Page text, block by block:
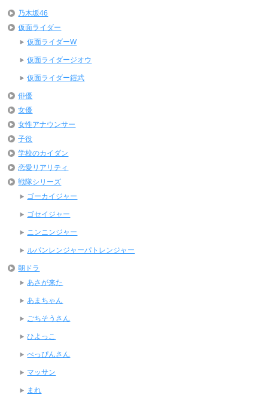
乃木坂46
仮面ライダー
仮面ライダーW
仮面ライダージオウ
仮面ライダー鎧武
俳優
女優
女性アナウンサー
子役
学校のカイダン
恋愛リアリティ
戦隊シリーズ
ゴーカイジャー
ゴセイジャー
ニンニンジャー
ルパンレンジャーパトレンジャー
朝ドラ
あさが来た
あまちゃん
ごちそうさん
ひよっこ
べっぴんさん
マッサン
まれ